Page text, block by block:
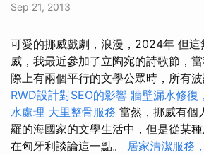
Sep 21, 2013
可愛的挪威戲劇，浪漫，2024年 但這
威，我最近參加了立陶宛的詩歌節，
際上有兩個平行的文學公眾時，所有波
RWD設計對SEO的影響 牆壁漏水修復
水處理 大里整骨服務 當然，挪威有個
羅的海國家的文學生活中，但是從某
在匈牙利談論這一點。 居家清潔服務